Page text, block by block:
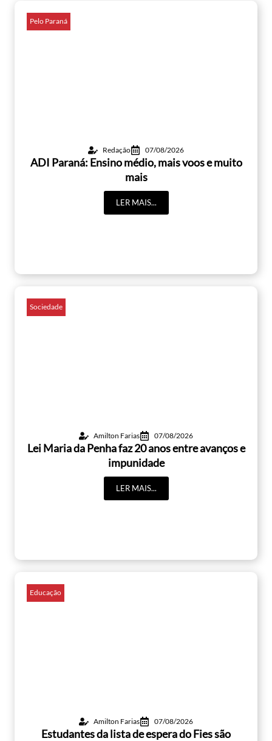
Pelo Paraná
Redação 07/08/2026
ADI Paraná: Ensino médio, mais voos e muito
mais
LER MAIS...
Sociedade
Amilton Farias 07/08/2026
Lei Maria da Penha faz 20 anos entre avanços e
impunidade
LER MAIS...
Educação
Amilton Farias 07/08/2026
Estudantes da lista de espera do Fies são